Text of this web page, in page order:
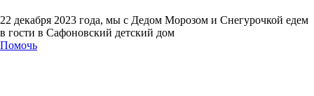
22 декабря 2023 года, мы с Дедом Морозом и Снегурочкой едем
в гости в Сафоновский детский дом
Помочь